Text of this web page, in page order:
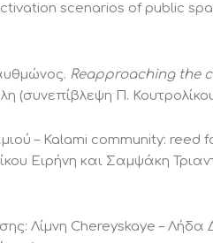
scenarios of public
Reapproaching the
(συνεπίβλεψη Π.
– Kalami community: reed
Ειρήνη και Σαμψάκη
Λίμνη Chereyskaye –